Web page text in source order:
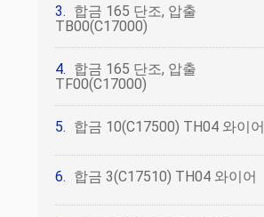
합금 165 단조, 압출
TB00(C17000)
합금 165 단조, 압출
TF00(C17000)
합금 10(C17500) TH04 와이어
합금 3(C17510) TH04 와이어